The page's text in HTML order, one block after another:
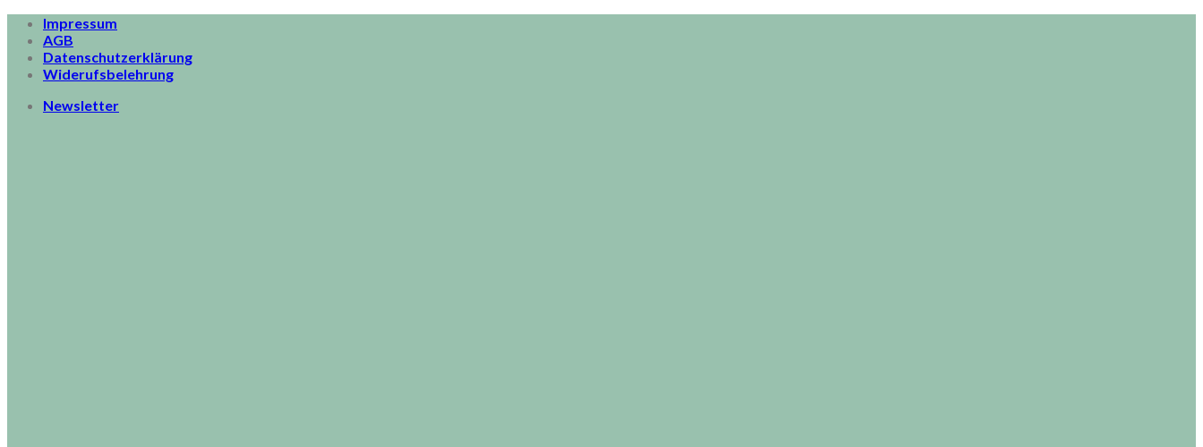
Skip
content
Impressum
AGB
Datenschutzerklärung
Widerufsbelehrung
Newsletter